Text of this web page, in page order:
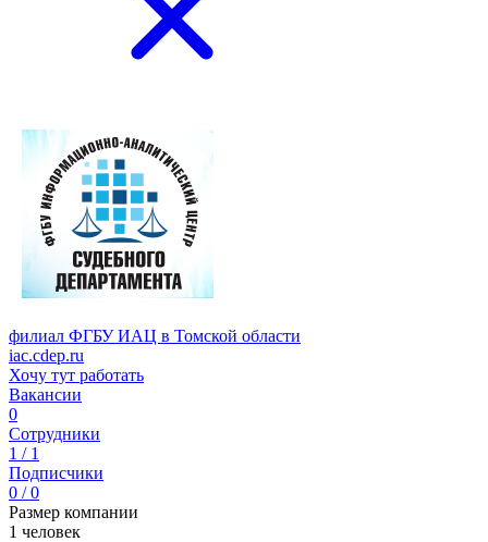
филиал ФГБУ ИАЦ в Томской области
iac.cdep.ru
Хочу тут работать
Вакансии
0
Сотрудники
1 / 1
Подписчики
0 / 0
Размер компании
1 человек